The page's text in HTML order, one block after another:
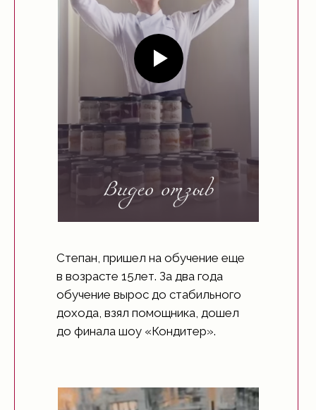
Степан, пришел на обучение еще
в возрасте 15лет. За два года
обучение вырос до стабильного
дохода, взял помощника, дошел
до финала шоу «Кондитер».